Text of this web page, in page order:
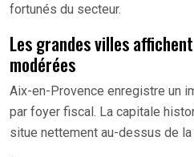
fortunés du secteur.
Les grandes villes
modérées
Aix-en-Provence enregistre un
par foyer fiscal. La capitale
situe nettement au-dessus de